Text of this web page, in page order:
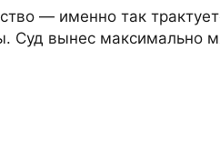
— именно так
Суд вынес максимально